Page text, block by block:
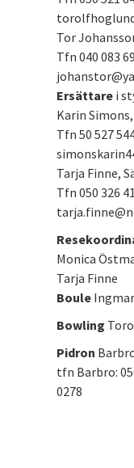
Tor
Tfn 040 083
Ersättare i
Karin
Tfn 50 527
Tarja Finne,
Tfn 050 326
Monica
Tarja Finne
Boule
Bowling
Pidron
tfn Barbro:
0278